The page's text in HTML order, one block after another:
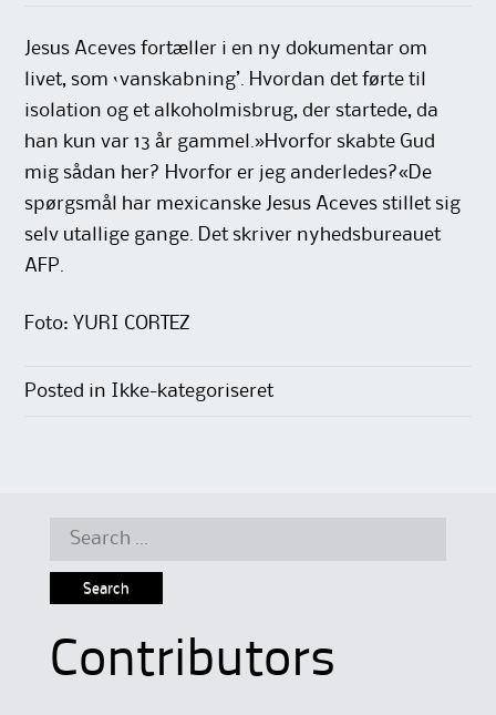
Jesus Aceves fortæller i en ny dokumentar om
livet, som ‘vanskabning’. Hvordan det førte til
isolation og et alkoholmisbrug, der startede, da
han kun var 13 år gammel.»Hvorfor skabte Gud
mig sådan her? Hvorfor er jeg anderledes?«De
spørgsmål har mexicanske Jesus Aceves stillet sig
selv utallige gange. Det skriver nyhedsbureauet
AFP.
Foto: YURI CORTEZ
Posted in Ikke-kategoriseret
Search
Contributors